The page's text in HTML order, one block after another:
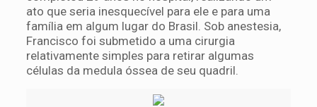
ato que seria inesquecível para ele e para uma
família em algum lugar do Brasil. Sob anestesia,
Francisco foi submetido a uma cirurgia
relativamente simples para retirar algumas
células da medula óssea de seu quadril.